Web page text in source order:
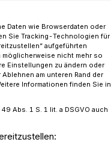
Daten wie Browserdaten oder
Sie Tracking-Technologien für
aufgeführten
möglicherweise nicht mehr so
Einstellungen zu ändern oder
am unteren Rand der
Informationen finden Sie in
Abs. 1 S. 1 lit. a DSGVO auch